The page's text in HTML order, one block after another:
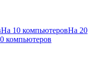
На 10 компьютеровНа 20
компьютеров